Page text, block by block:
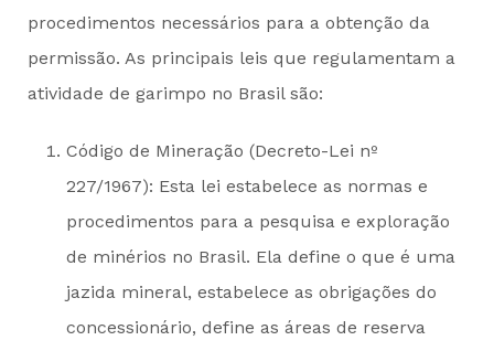
procedimentos necessários para a obtenção da
permissão. As principais leis que regulamentam a
atividade de garimpo no Brasil são:
Código de Mineração (Decreto-Lei nº
227/1967): Esta lei estabelece as normas e
procedimentos para a pesquisa e exploração
de minérios no Brasil. Ela define o que é uma
jazida mineral, estabelece as obrigações do
concessionário, define as áreas de reserva